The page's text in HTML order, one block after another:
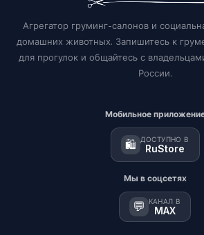
Агрегатор груминг-салонов и
домашних животных. Запишитесь к
для прогулок и общайтесь с
России.
Мобильное
🛍️ ДОСТУПНО В
RuStore
Мы в соцсетях
💬 КАНАЛ В
MAX